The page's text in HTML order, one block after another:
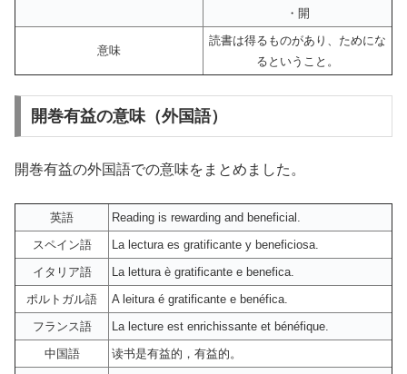
・開
意味
読書は得るものがあり、ためにな
るということ。
開巻有益の意味（外国語）
開巻有益の外国語での意味をまとめました。
英語
Reading is rewarding and beneficial.
スペイン語
La lectura es gratificante y beneficiosa.
イタリア語
La lettura è gratificante e benefica.
ポルトガル語
A leitura é gratificante e benéfica.
フランス語
La lecture est enrichissante et bénéfique.
中国語
读书是有益的，有益的。